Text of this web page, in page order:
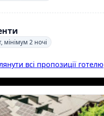
мінімум 2 ночі
всі пропозиції готелю